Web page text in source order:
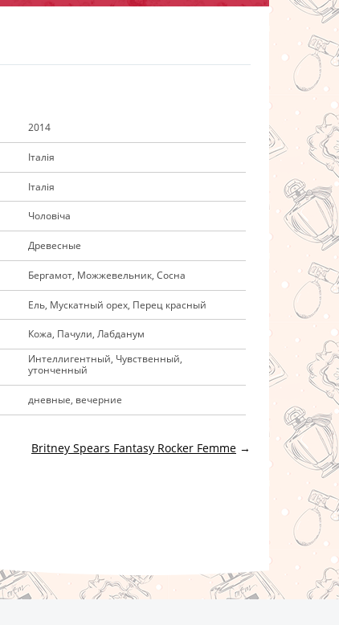
2014
Італія
Італія
Чоловіча
Древесные
Бергамот, Можжевельник, Сосна
Ель, Мускатный орех, Перец красный
Кожа, Пачули, Лабданум
Интеллигентный, Чувственный,
утонченный
дневные, вечерние
Britney Spears Fantasy Rocker Femme →